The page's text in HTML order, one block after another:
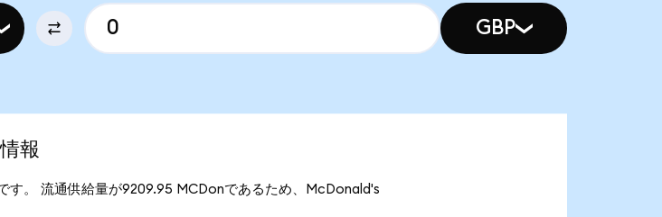
GBP
報
。 流通供給量が9209.95 MCDonであるため、McDonald's